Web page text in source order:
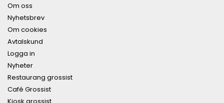
Om oss
Nyhetsbrev
Om cookies
Avtalskund
Logga in
Nyheter
Restaurang grossist
Café Grossist